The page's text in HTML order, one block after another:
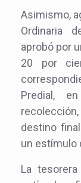
Asimismo,
Ordinaria
aprobó por
20 por
Predial,
destino
un estímulo
La